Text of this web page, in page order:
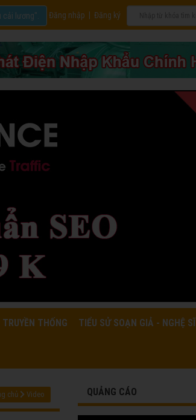
Đăng nhập Đăng ký
cải lương".
THỐNG TIỂU SỬ SOẠN GIẢ - NGHỆ SĨ
chủ Video QUẢNG CÁO